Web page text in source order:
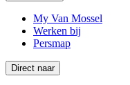
My Van Mossel
Werken bij
Persmap
Direct naar